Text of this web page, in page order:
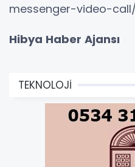
messenger-video-
Hibya Haber Ajansı
TEKNOLOJİ